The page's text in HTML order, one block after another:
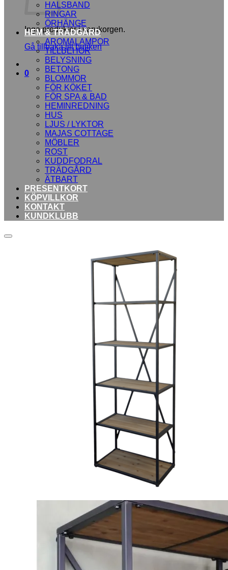
Inga produkter i varukorgen.
Gå tillbaka till butiken
0
HALSBAND
RINGAR
ÖRHÄNGE
HEM & TRÄDGÅRD
AROMALAMPOR
TILLBEHÖR
BELYSNING
BETONG
BLOMMOR
FÖR KÖKET
FÖR SPA & BAD
HEMINREDNING
HUS
LJUS / LYKTOR
MAJAS COTTAGE
MÖBLER
ROST
KUDDFODRAL
TRÄDGÅRD
ÄTBART
PRESENTKORT
KÖPVILLKOR
KONTAKT
KUNDKLUBB